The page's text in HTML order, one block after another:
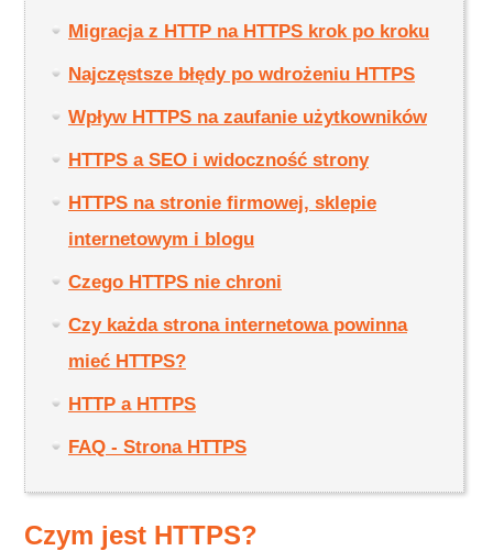
Migracja z HTTP na HTTPS krok po kroku
Najczęstsze błędy po wdrożeniu HTTPS
Wpływ HTTPS na zaufanie użytkowników
HTTPS a SEO i widoczność strony
HTTPS na stronie firmowej, sklepie
internetowym i blogu
Czego HTTPS nie chroni
Czy każda strona internetowa powinna
mieć HTTPS?
HTTP a HTTPS
FAQ - Strona HTTPS
Czym jest HTTPS?